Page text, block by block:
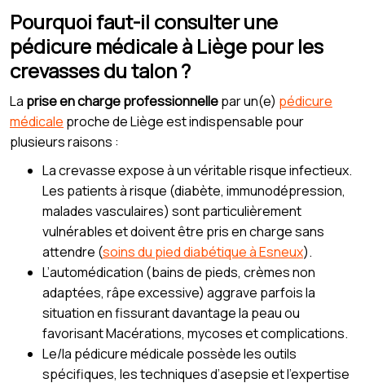
Pourquoi faut-il consulter une
pédicure médicale à Liège pour les
crevasses du talon ?
La prise en charge professionnellepar un(e) pédicure
médicale proche de Liège est indispensable pour
plusieurs raisons :
La crevasse expose à un véritable risque infectieux.
Les patients à risque (diabète, immunodépression,
malades vasculaires) sont particulièrement
vulnérables et doivent être pris en charge sans
attendre (soins du pied diabétique à Esneux).
L’automédication (bains de pieds, crèmes non
adaptées, râpe excessive) aggrave parfois la
situation en fissurant davantage la peau ou
favorisant Macérations, mycoses et complications.
Le/la pédicure médicale possède les outils
spécifiques, les techniques d’asepsie et l’expertise